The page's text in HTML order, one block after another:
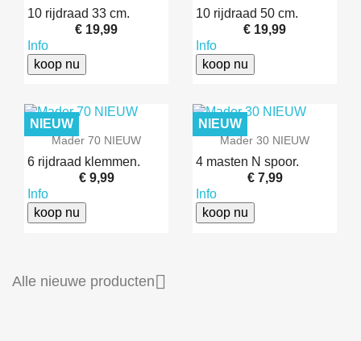
10 rijdraad 33 cm.
€ 19,99
Info
koop nu
10 rijdraad 50 cm.
€ 19,99
Info
koop nu
Mader 70 NIEUW
6 rijdraad klemmen.
€ 9,99
Info
koop nu
NIEUW
Mader 30 NIEUW
4 masten N spoor.
€ 7,99
Info
koop nu
NIEUW
Alle nieuwe producten